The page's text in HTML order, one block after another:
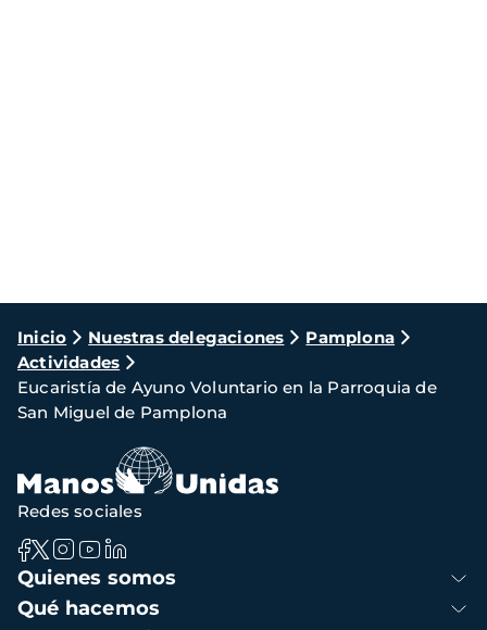
Ruta
de
navegación
Inicio Nuestras delegaciones
Pamplona
Actividades
Eucaristía de Ayuno Voluntario en la Parroquia de
San Miguel de Pamplona
Navegación
principal
Quienes somos
Qué hacemos
Redes sociales